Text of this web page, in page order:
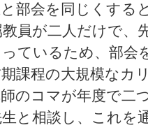
部会を同じくする
員が二人だけで、
ているため、部会
課程の大規模なカ
のコマが年度で二
と相談し、これを